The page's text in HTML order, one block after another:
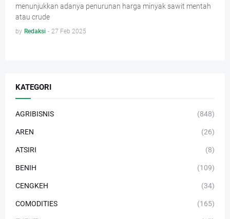
menunjukkan adanya penurunan harga minyak sawit mentah
atau crude
by Redaksi - 27 Feb 2025
KATEGORI
AGRIBISNIS (848)
AREN (26)
ATSIRI (8)
BENIH (109)
CENGKEH (34)
COMODITIES (165)